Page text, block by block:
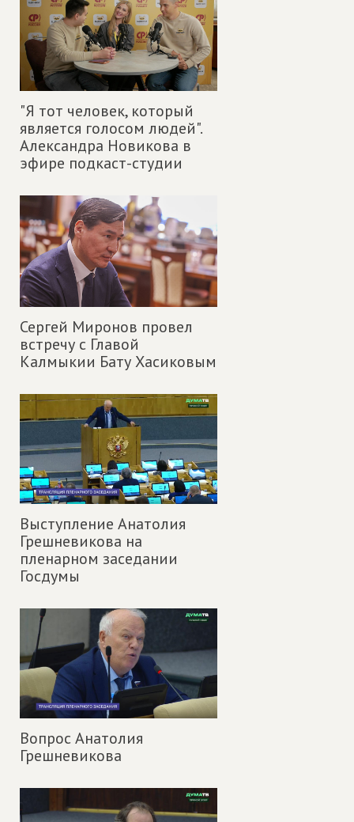
"Я тот человек, который
является голосом людей".
Александра Новикова в
эфире подкаст-студии
Сергей Миронов провел
встречу с Главой
Калмыкии Бату Хасиковым
Выступление Анатолия
Грешневикова на
пленарном заседании
Госдумы
Вопрос Анатолия
Грешневикова